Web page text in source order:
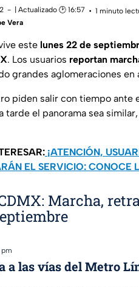
| Actualizado 🕑 16:57
1 minuto
Vera
este lunes 22 de
. Los usuarios reportan
grandes aglomeraciones en
piden salir con tiempo ante
tarde el panorama sea
¡ATENCIÓN,
EL SERVICIO: CONOCE
Marcha,
a las vías del Metro